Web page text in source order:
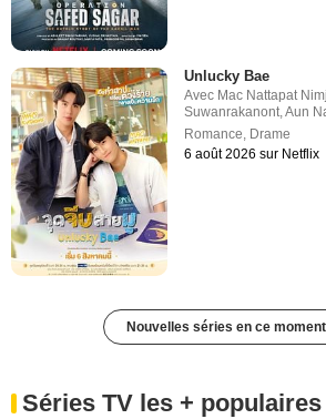
Unlucky Bae
Avec Mac Nattapat
Suwanrakanont,Aun
Romance, Drame
6 août 2026 sur Netflix
Nouvelles séries en ce
Séries TV les + populaires